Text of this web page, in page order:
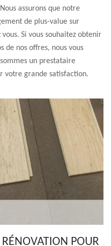
assurons que notre
de plus-value sur
Si vous souhaitez obtenir
de nos offres, nous vous
un prestataire
votre grande satisfaction.
POUR